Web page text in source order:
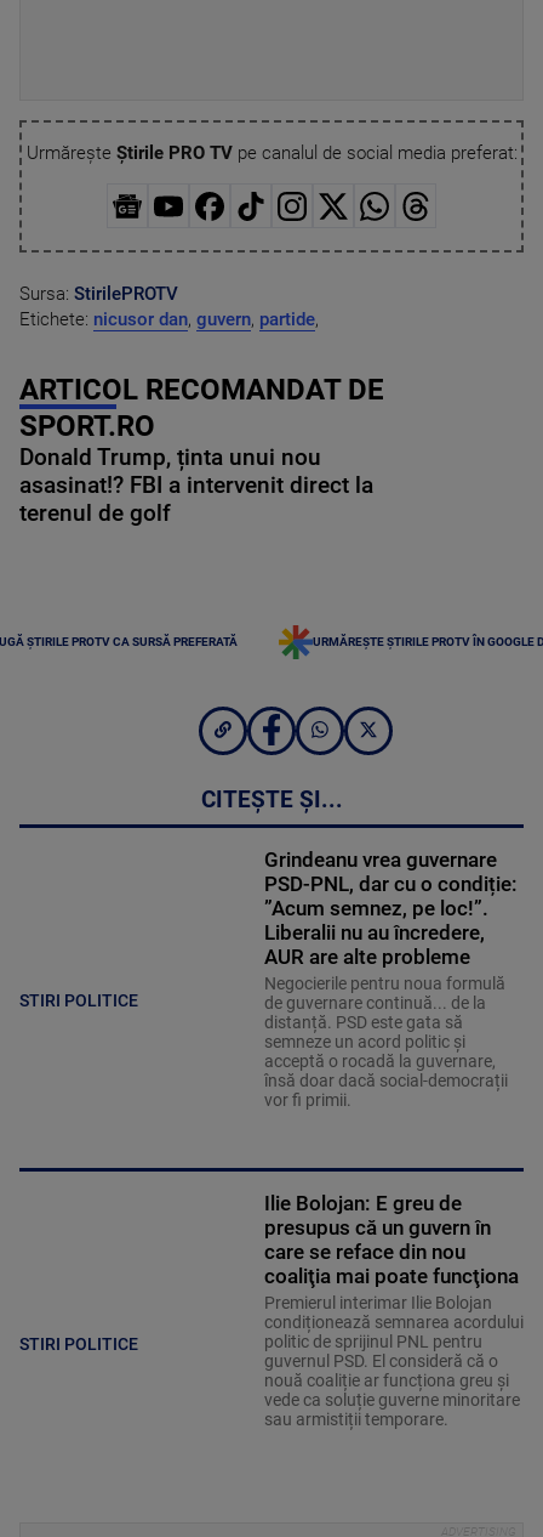
Urmărește Știrile PRO TVpe canalul de social media preferat:
Sursa: StirilePROTV
Etichete: nicusor dan, guvern, partide,
ARTICOL RECOMANDAT DE
SPORT.RO
Donald Trump, ținta unui nou
asasinat!? FBI a intervenit direct la
terenul de golf
ȘTIRILE PROTV CA SURSĂ PREFERATĂ URMĂREȘTE ȘTIRILE PROTV ÎN GOOGLE
CITEȘTE ȘI...
STIRI POLITICE
Grindeanu vrea guvernare
PSD-PNL, dar cu o condiție:
”Acum semnez, pe loc!”.
Liberalii nu au încredere,
AUR are alte probleme
Negocierile pentru noua formulă
de guvernare continuă... de la
distanță. PSD este gata să
semneze un acord politic și
acceptă o rocadă la guvernare,
însă doar dacă social-democrații
vor fi primii.
STIRI POLITICE
Ilie Bolojan: E greu de
presupus că un guvern în
care se reface din nou
coaliţia mai poate funcţiona
Premierul interimar Ilie Bolojan
condiționează semnarea acordului
politic de sprijinul PNL pentru
guvernul PSD. El consideră că o
nouă coaliție ar funcționa greu și
vede ca soluție guverne minoritare
sau armistiții temporare.